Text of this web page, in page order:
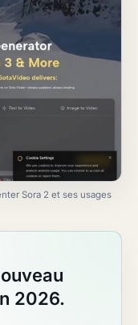
Sora 2 et ses usages
2026.